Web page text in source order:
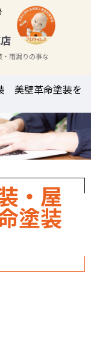
雨漏りの事な
美壁革命塗装を
・屋
塗装